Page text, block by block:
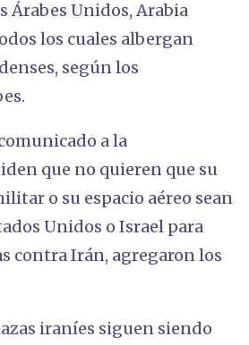
Árabes Unidos, Arabia
los cuales albergan
según los
a la
que no quieren que su
o su espacio aéreo sean
Unidos o Israel para
contra Irán, agregaron los
iraníes siguen siendo